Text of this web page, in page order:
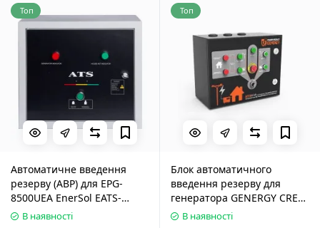
Топ
Автоматичне введення
резерву (АВР) для EPG-
8500UEA EnerSol EATS-
8500U
В наявності
Топ
Блок автоматичного
введення резерву для
генератора GENERGY CRETA
ATSВ наявності